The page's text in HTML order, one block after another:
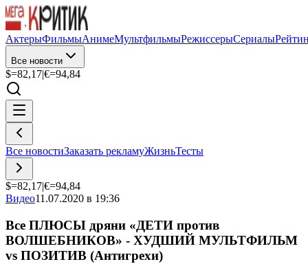
АктерыФильмыАнимеМультфильмыРежиссерыСериалы
Все новости
$=82,17|€=94,84
Все новостиЗаказать рекламуЖизньТесты
$=82,17|€=94,84
Видео11.07.2020 в 19:36
Все ПЛЮСЫ дряни «ДЕТИ против
ВОЛШЕБНИКОВ» - ХУДШИЙ МУЛЬТФИЛЬМ
vs ПОЗИТИВ (Антигрехи)